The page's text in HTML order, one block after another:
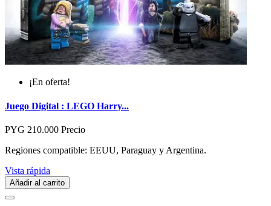
¡En oferta!
Juego Digital : LEGO Harry...
PYG 210.000 Precio
Regiones compatible: EEUU, Paraguay y Argentina.
Vista rápida
Añadir al carrito